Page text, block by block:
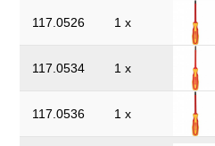
117.0526 1 x
117.0534 1 x
117.0536 1 x